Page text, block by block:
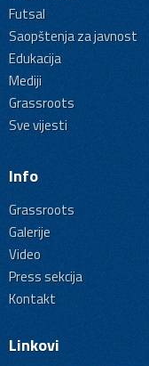
Futsal
Saopštenja za javnost
Edukacija
Mediji
Grassroots
Sve vijesti
Info
Grassroots
Galerije
Video
Press sekcija
Kontakt
Linkovi